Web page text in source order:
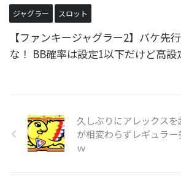
ジャグラー スロット
【ファンキージャグラー2】バケ先
な！ BB確率は設定1以下だけど高設
久しぶりにアレックス
が相変わらずレギュラ
ｗ